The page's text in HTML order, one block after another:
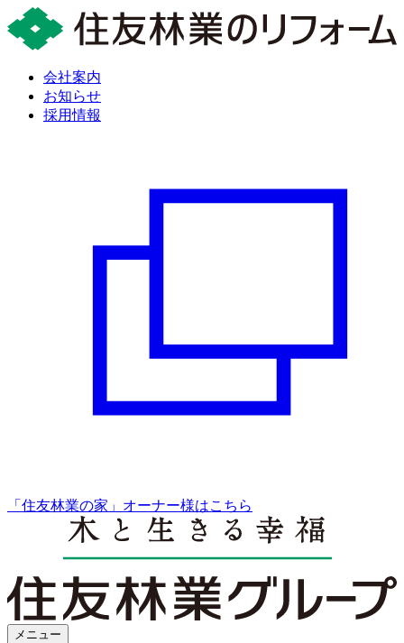
会社案内
お知らせ
採用情報
「住友林業の家」オーナー様はこちら
メニュー